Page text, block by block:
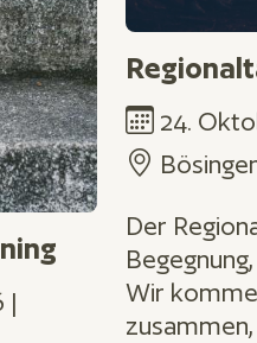
|
24.
Der
Wir